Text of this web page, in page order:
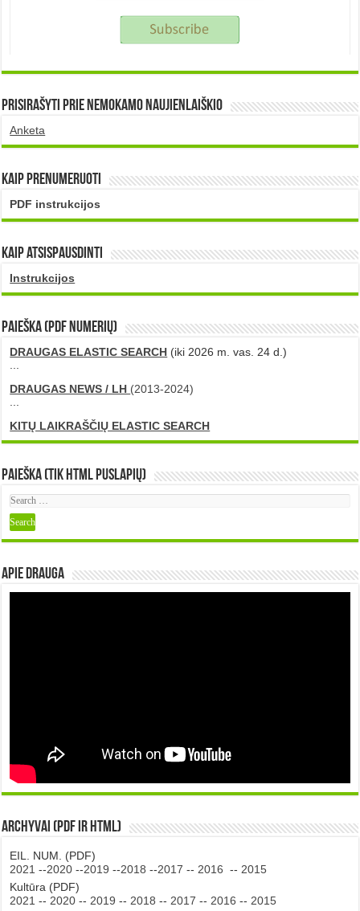
Prisirašyti prie nemokamo naujienlaiškio
Anketa
Kaip prenumeruoti
PDF instrukcijos
Kaip atsispausdinti
Instrukcijos
PAIEŠKA (PDF numerių)
DRAUGAS ELASTIC SEARCH (iki 2026 m. vas. 24 d.)
...
DRAUGAS NEWS / LH (2013-2024)
...
KITŲ LAIKRAŠČIŲ ELASTIC SEARCH
Paieška (tik HTML puslapių)
Apie DRAUGA
Archyvai (PDF ir HTML)
EIL. NUM. (PDF)
2021 --2020 --2019 --2018 --2017 -- 2016 -- 2015
Kultūra (PDF)
2021 -- 2020 -- 2019 -- 2018 -- 2017 -- 2016 -- 2015